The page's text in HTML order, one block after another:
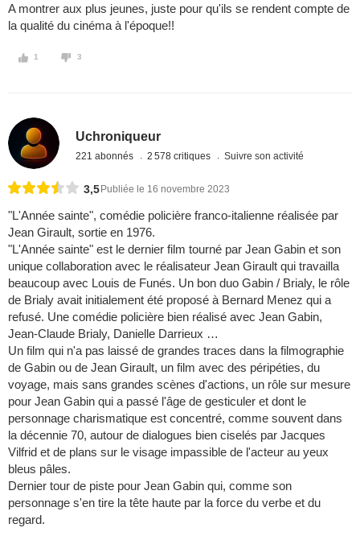
A montrer aux plus jeunes, juste pour qu'ils se rendent compte de
la qualité du cinéma à l'époque!!
1 3
Uchroniqueur
221 abonnés 2 578 critiques Suivre son activité
3,5 Publiée le 16 novembre 2023
"L'Année sainte", comédie policière franco-italienne réalisée par
Jean Girault, sortie en 1976.
"L'Année sainte" est le dernier film tourné par Jean Gabin et son
unique collaboration avec le réalisateur Jean Girault qui travailla
beaucoup avec Louis de Funés. Un bon duo Gabin / Brialy, le rôle
de Brialy avait initialement été proposé à Bernard Menez qui a
refusé. Une comédie policière bien réalisé avec Jean Gabin,
Jean-Claude Brialy, Danielle Darrieux …
Un film qui n'a pas laissé de grandes traces dans la filmographie
de Gabin ou de Jean Girault, un film avec des péripéties, du
voyage, mais sans grandes scènes d'actions, un rôle sur mesure
pour Jean Gabin qui a passé l'âge de gesticuler et dont le
personnage charismatique est concentré, comme souvent dans
la décennie 70, autour de dialogues bien ciselés par Jacques
Vilfrid et de plans sur le visage impassible de l'acteur au yeux
bleus pâles.
Dernier tour de piste pour Jean Gabin qui, comme son
personnage s'en tire la tête haute par la force du verbe et du
regard.